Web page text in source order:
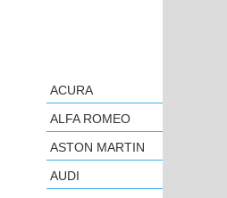
ACURA
ALFA ROMEO
ASTON MARTIN
AUDI